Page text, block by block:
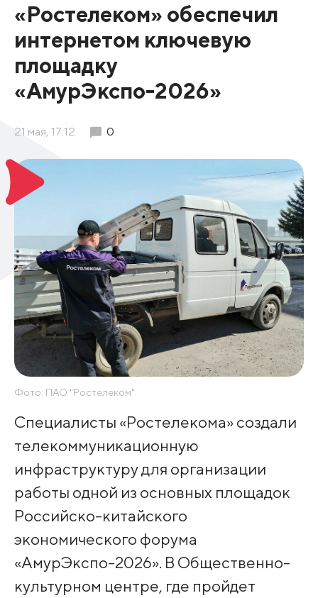
«Ростелеком» обеспечил
интернетом ключевую
площадку
«АмурЭкспо-2026»
21 мая, 17:12 0
Фото: ПАО "Ростелеком"
Специалисты «Ростелекома» создали
телекоммуникационную
инфраструктуру для организации
работы одной из основных площадок
Российско-китайского
экономического форума
«АмурЭкспо-2026». В Общественно-
культурном центре, где пройдет